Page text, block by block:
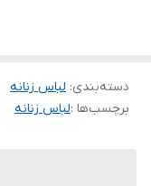
دسته‌بندی: لباس زنانه
برچسب‌ها :لباس زنانه